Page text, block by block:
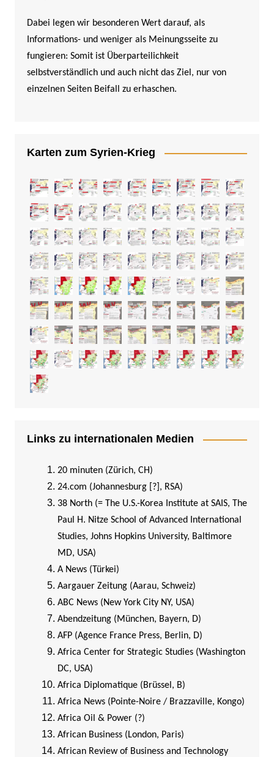
Dabei legen wir besonderen Wert darauf, als
Informations- und weniger als Meinungsseite zu
fungieren: Somit ist Überparteilichkeit
selbstverständlich und auch nicht das Ziel, nur von
einzelnen Seiten Beifall zu erhaschen.
Karten zum Syrien-Krieg
Links zu internationalen Medien
20 minuten (Zürich, CH)
24.com (Johannesburg [?], RSA)
38 North (= The U.S.-Korea Institute at SAIS, The
Paul H. Nitze School of Advanced International
Studies, Johns Hopkins University, Baltimore
MD, USA)
A News (Türkei)
Aargauer Zeitung (Aarau, Schweiz)
ABC News (New York City NY, USA)
Abendzeitung (München, Bayern, D)
AFP (Agence France Press, Berlin, D)
Africa Center for Strategic Studies (Washington
DC, USA)
Africa Diplomatique (Brüssel, B)
Africa News (Pointe-Noire / Brazzaville, Kongo)
Africa Oil & Power (?)
African Business (London, Paris)
African Review of Business and Technology